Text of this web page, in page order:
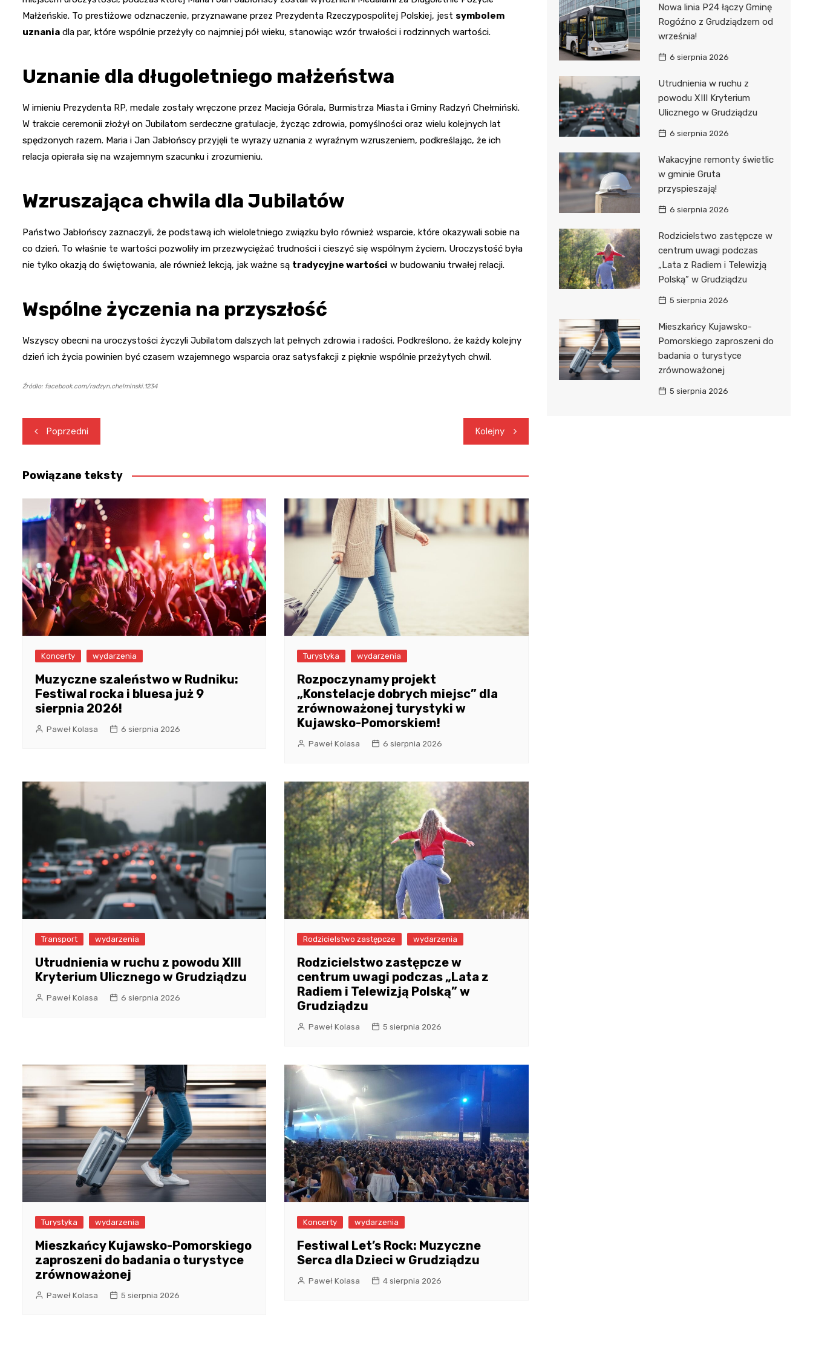
Małżeńskie. To prestiżowe odznaczenie, przyznawane przez Prezydenta Rzeczypospolitej Polskiej, jest symbolem
uznania dla par, które wspólnie przeżyły co najmniej pół wieku, stanowiąc wzór trwałości i rodzinnych wartości.
Uznanie dla długoletniego małżeństwa
W imieniu Prezydenta RP, medale zostały wręczone przez Macieja Górala, Burmistrza Miasta i Gminy Radzyń Chełmiński.
W trakcie ceremonii złożył on Jubilatom serdeczne gratulacje, życząc zdrowia, pomyślności oraz wielu kolejnych lat
spędzonych razem. Maria i Jan Jabłońscy przyjęli te wyrazy uznania z wyraźnym wzruszeniem, podkreślając, że ich
relacja opierała się na wzajemnym szacunku i zrozumieniu.
Wzruszająca chwila dla Jubilatów
Państwo Jabłońscy zaznaczyli, że podstawą ich wieloletniego związku było również wsparcie, które okazywali sobie na
co dzień. To właśnie te wartości pozwoliły im przezwyciężać trudności i cieszyć się wspólnym życiem. Uroczystość była
nie tylko okazją do świętowania, ale również lekcją, jak ważne są tradycyjne wartości w budowaniu trwałej relacji.
Wspólne życzenia na przyszłość
Wszyscy obecni na uroczystości życzyli Jubilatom dalszych lat pełnych zdrowia i radości. Podkreślono, że każdy kolejny
dzień ich życia powinien być czasem wzajemnego wsparcia oraz satysfakcji z pięknie wspólnie przeżytych chwil.
Źródło: facebook.com/radzyn.chelminski.1234
Nawigacja
wpisu
Poprzedni Kolejny
Powiązane teksty
Koncerty wydarzenia
Muzyczne szaleństwo w Rudniku:
Festiwal rocka i bluesa już 9
sierpnia 2026!
Paweł Kolasa 6 sierpnia 2026
Turystyka wydarzenia
Rozpoczynamy projekt
„Konstelacje dobrych miejsc” dla
zrównoważonej turystyki w
Kujawsko-Pomorskiem!
Paweł Kolasa 6 sierpnia 2026
Transport wydarzenia
Utrudnienia w ruchu z powodu XIII
Kryterium Ulicznego w Grudziądzu
Paweł Kolasa 6 sierpnia 2026
Rodzicielstwo zastępcze wydarzenia
Rodzicielstwo zastępcze w
centrum uwagi podczas „Lata z
Radiem i Telewizją Polską” w
Grudziądzu
Paweł Kolasa 5 sierpnia 2026
Turystyka wydarzenia
Mieszkańcy Kujawsko-Pomorskiego
zaproszeni do badania o turystyce
zrównoważonej
Paweł Kolasa 5 sierpnia 2026
Koncerty wydarzenia
Festiwal Let’s Rock: Muzyczne
Serca dla Dzieci w Grudziądzu
Paweł Kolasa 4 sierpnia 2026
Nowa linia P24 łączy Gminę
Rogóźno z Grudziądzem od
września!
6 sierpnia 2026
Utrudnienia w ruchu z
powodu XIII Kryterium
Ulicznego w Grudziądzu
6 sierpnia 2026
Wakacyjne remonty świetlic
w gminie Gruta
przyspieszają!
6 sierpnia 2026
Rodzicielstwo zastępcze w
centrum uwagi podczas
„Lata z Radiem i Telewizją
Polską” w Grudziądzu
5 sierpnia 2026
Mieszkańcy Kujawsko-
Pomorskiego zaproszeni do
badania o turystyce
zrównoważonej
5 sierpnia 2026